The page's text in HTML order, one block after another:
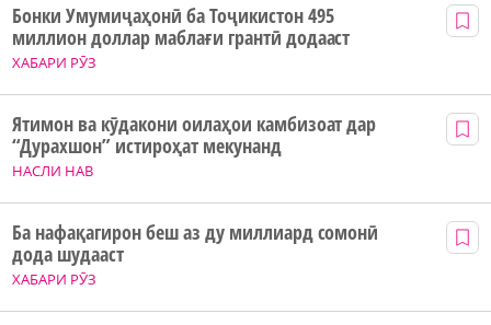
ХАБАРИ РӮЗ
Бонки Умумиҷаҳонӣ ба Тоҷикистон 495
миллион доллар маблағи грантӣ додааст
НАСЛИ НАВ
Ятимон ва кӯдакони оилаҳои камбизоат дар
“Дурахшон” истироҳат мекунанд
ХАБАРИ РӮЗ
Ба нафақагирон беш аз ду миллиард сомонӣ
дода шудааст